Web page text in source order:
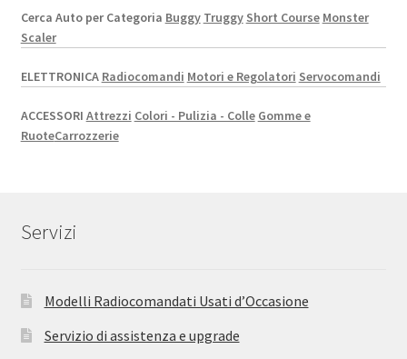
Cerca Auto per Categoria Buggy Truggy Short Course Monster
Scaler
ELETTRONICA Radiocomandi Motori e Regolatori Servocomandi
ACCESSORI Attrezzi Colori - Pulizia - Colle Gomme e
RuoteCarrozzerie
Servizi
Modelli Radiocomandati Usati d’Occasione
Servizio di assistenza e upgrade